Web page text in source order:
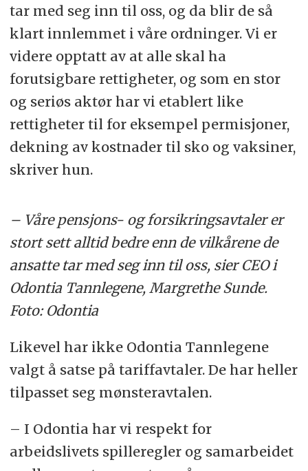
tar med seg inn til oss, og da blir de så
klart innlemmet i våre ordninger. Vi er
videre opptatt av at alle skal ha
forutsigbare rettigheter, og som en stor
og seriøs aktør har vi etablert like
rettigheter til for eksempel permisjoner,
dekning av kostnader til sko og vaksiner,
skriver hun.
– Våre pensjons- og forsikringsavtaler er
stort sett alltid bedre enn de vilkårene de
ansatte tar med seg inn til oss, sier CEO i
Odontia Tannlegene, Margrethe Sunde.
Foto: Odontia
Likevel har ikke Odontia Tannlegene
valgt å satse på tariffavtaler. De har heller
tilpasset seg mønsteravtalen.
– I Odontia har vi respekt for
arbeidslivets spilleregler og samarbeidet